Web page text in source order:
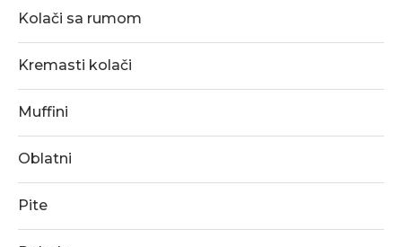
Kolači sa rumom
Kremasti kolači
Muffini
Oblatni
Pite